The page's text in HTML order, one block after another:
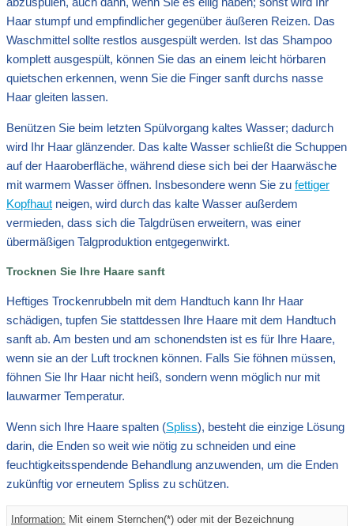
Haar stumpf und empfindlicher gegenüber äußeren Reizen. Das
Waschmittel sollte restlos ausgespült werden. Ist das Shampoo
komplett ausgespült, können Sie das an einem leicht hörbaren
quietschen erkennen, wenn Sie die Finger sanft durchs nasse
Haar gleiten lassen.
Benützen Sie beim letzten Spülvorgang kaltes Wasser; dadurch
wird Ihr Haar glänzender. Das kalte Wasser schließt die Schuppen
auf der Haaroberfläche, während diese sich bei der Haarwäsche
mit warmem Wasser öffnen. Insbesondere wenn Sie zu fettiger
Kopfhaut neigen, wird durch das kalte Wasser außerdem
vermieden, dass sich die Talgdrüsen erweitern, was einer
übermäßigen Talgproduktion entgegenwirkt.
Trocknen Sie Ihre Haare sanft
Heftiges Trockenrubbeln mit dem Handtuch kann Ihr Haar
schädigen, tupfen Sie stattdessen Ihre Haare mit dem Handtuch
sanft ab. Am besten und am schonendsten ist es für Ihre Haare,
wenn sie an der Luft trocknen können. Falls Sie föhnen müssen,
föhnen Sie Ihr Haar nicht heiß, sondern wenn möglich nur mit
lauwarmer Temperatur.
Wenn sich Ihre Haare spalten (Spliss), besteht die einzige Lösung
darin, die Enden so weit wie nötig zu schneiden und eine
feuchtigkeitsspendende Behandlung anzuwenden, um die Enden
zukünftig vor erneutem Spliss zu schützen.
Information: Mit einem Sternchen(*) oder mit der Bezeichnung